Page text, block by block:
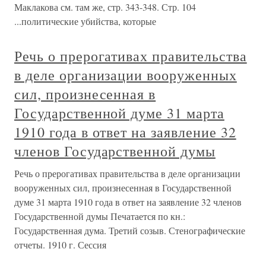
Маклакова см. там же, стр. 343-348. Стр. 104
...политические убийства, которые
Речь о прерогативах правительства
в деле организации вооруженных
сил, произнесенная в
Государственной думе 31 марта
1910 года в ответ на заявление 32
членов Государственной думы
Речь о прерогативах правительства в деле организации
вооруженных сил, произнесенная в Государственной
думе 31 марта 1910 года в ответ на заявление 32 членов
Государственной думы Печатается по кн.:
Государственная дума. Третий созыв. Стенографические
отчеты. 1910 г. Сессия